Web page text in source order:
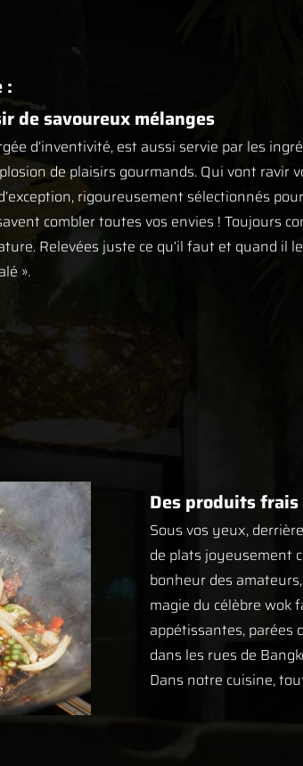
:
de savoureux mélanges
d’inventivité, est aussi servie par les
de plaisirs gourmands. Qui vont ravir
rigoureusement sélectionnés
combler toutes vos envies ! Toujours
Relevées juste ce qu’il faut et quand il
».
Des produits
Sous vos yeux,
de plats joyeusement
bonheur des
magie du célèbre wok
appétissantes, parées
dans les rues de
Dans notre cuisine,